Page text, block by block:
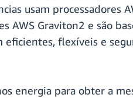
usam processadores
Graviton2 e são
flexíveis e
energia para obter a